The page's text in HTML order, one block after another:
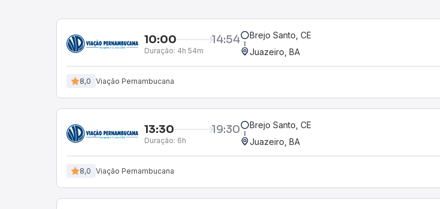
10:00 14:54
Duração: 4h 54m
Brejo Santo, CE
Juazeiro, BA
8,0 Viação Pernambucana
13:30 19:30
Duração: 6h
Brejo Santo, CE
Juazeiro, BA
8,0 Viação Pernambucana